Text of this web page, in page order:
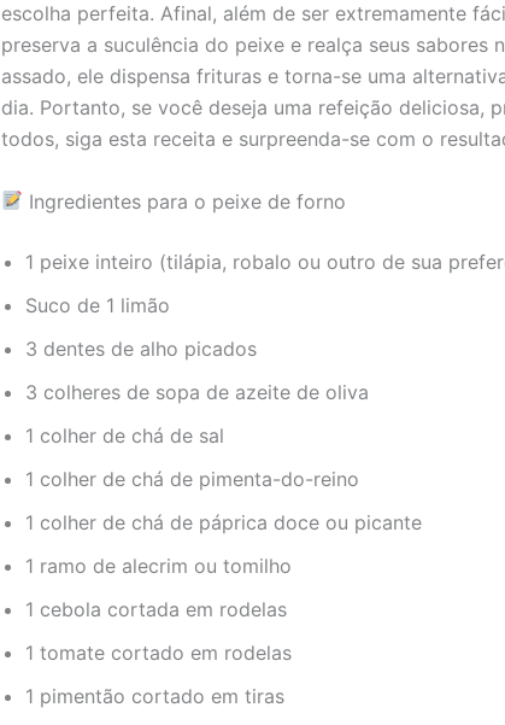
escolha perfeita. Afinal, além de ser extremamente
preserva a suculência do peixe e realça seus sabores
assado, ele dispensa frituras e torna-se uma
dia. Portanto, se você deseja uma refeição deliciosa,
todos, siga esta receita e surpreenda-se com o
Ingredientes para o peixe de forno
1 peixe inteiro (tilápia, robalo ou outro de sua
Suco de 1 limão
3 dentes de alho picados
3 colheres de sopa de azeite de oliva
1 colher de chá de sal
1 colher de chá de pimenta-do-reino
1 colher de chá de páprica doce ou picante
1 ramo de alecrim ou tomilho
1 cebola cortada em rodelas
1 tomate cortado em rodelas
1 pimentão cortado em tiras